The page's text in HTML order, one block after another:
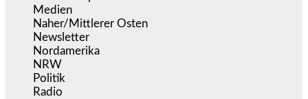
Medien
Naher/Mittlerer Osten
Newsletter
Nordamerika
NRW
Politik
Radio